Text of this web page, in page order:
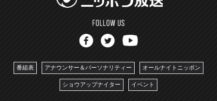
番組表 アナウンサー＆パーソナリティー オールナイトニッポン
ショウアップナイター イベント